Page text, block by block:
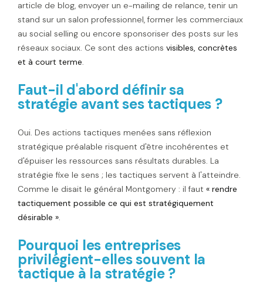
article de blog, envoyer un e-mailing de relance, tenir un
stand sur un salon professionnel, former les commerciaux
au social selling ou encore sponsoriser des posts sur les
réseaux sociaux. Ce sont des actions visibles, concrètes
et à court terme.
Faut-il d'abord définir sa
stratégie avant ses tactiques ?
Oui. Des actions tactiques menées sans réflexion
stratégique préalable risquent d'être incohérentes et
d'épuiser les ressources sans résultats durables. La
stratégie fixe le sens ; les tactiques servent à l'atteindre.
Comme le disait le général Montgomery : il faut « rendre
tactiquement possible ce qui est stratégiquement
désirable ».
Pourquoi les entreprises
privilégient-elles souvent la
tactique à la stratégie ?